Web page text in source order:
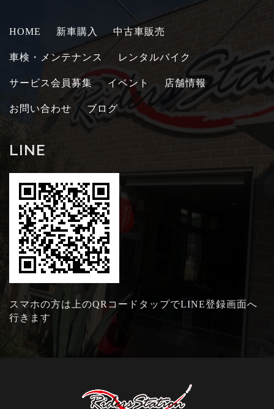
HOME 新車購入 中古車販売
車検・メンテナンス レンタルバイク
サービス会員募集 イベント 店舗情報
お問い合わせ ブログ
LINE
スマホの方は上のQRコードタップでLINE登録画面へ
行きます